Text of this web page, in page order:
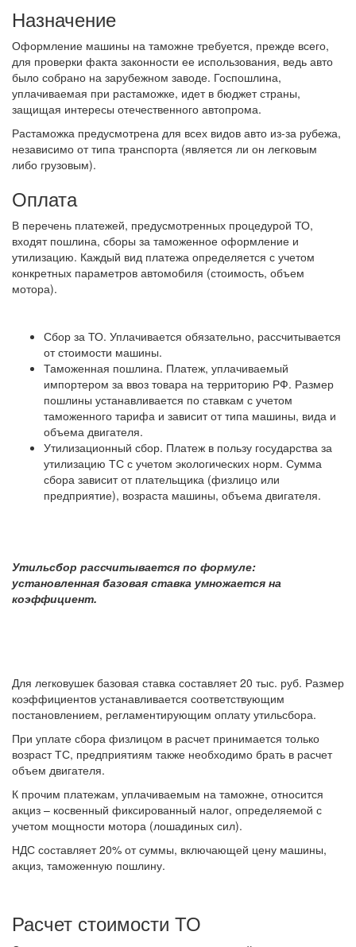
Назначение
Оформление машины на таможне требуется, прежде всего,
для проверки факта законности ее использования, ведь авто
было собрано на зарубежном заводе. Госпошлина,
уплачиваемая при растаможке, идет в бюджет страны,
защищая интересы отечественного автопрома.
Растаможка предусмотрена для всех видов авто из-за рубежа,
независимо от типа транспорта (является ли он легковым
либо грузовым).
Оплата
В перечень платежей, предусмотренных процедурой ТО,
входят пошлина, сборы за таможенное оформление и
утилизацию. Каждый вид платежа определяется с учетом
конкретных параметров автомобиля (стоимость, объем
мотора).
Сбор за ТО. Уплачивается обязательно, рассчитывается
от стоимости машины.
Таможенная пошлина. Платеж, уплачиваемый
импортером за ввоз товара на территорию РФ. Размер
пошлины устанавливается по ставкам с учетом
таможенного тарифа и зависит от типа машины, вида и
объема двигателя.
Утилизационный сбор. Платеж в пользу государства за
утилизацию ТС с учетом экологических норм. Сумма
сбора зависит от плательщика (физлицо или
предприятие), возраста машины, объема двигателя.
Утильсбор рассчитывается по формуле:
установленная базовая ставка умножается на
коэффициент.
Для легковушек базовая ставка составляет 20 тыс. руб. Размер
коэффициентов устанавливается соответствующим
постановлением, регламентирующим оплату утильсбора.
При уплате сбора физлицом в расчет принимается только
возраст ТС, предприятиям также необходимо брать в расчет
объем двигателя.
К прочим платежам, уплачиваемым на таможне, относится
акциз – косвенный фиксированный налог, определяемой с
учетом мощности мотора (лошадиных сил).
НДС составляет 20% от суммы, включающей цену машины,
акциз, таможенную пошлину.
Расчет стоимости ТО